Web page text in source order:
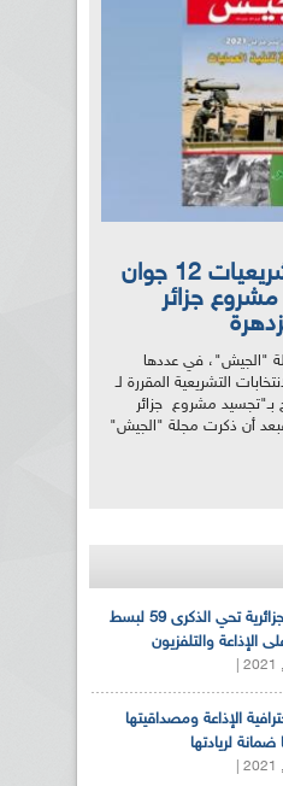
مجلة الجيش : تشريعيات 12 جوان
جزائر
"الجيش"، في عددها
التشريعية المقررة لـ
بـ"تجسيد مشروع جزائر
أن ذكرت مجلة "الجيش"
الإذاعة الجزائرية تحي الذكرى 59 لبسط
الإذاعة والتلفزيون
الإذاعة ومصداقيتها
ضمانة لريادتها